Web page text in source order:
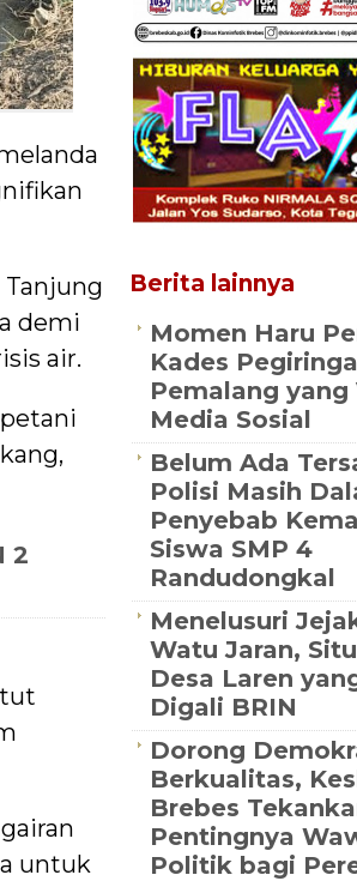
demi
air.
2
untuk
Berita lainnya
Momen Haru
Kades
Pemalang yang
Media Sosial
Belum Ada
Polisi Masih
Penyebab
Siswa SMP 4
Randudongkal
Menelusuri
Watu Jaran,
Desa Laren
Digali BRIN
Dorong
Berkualitas,
Brebes
Pentingnya
Politik bagi